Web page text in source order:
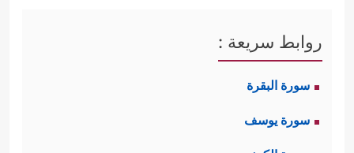
روابط سريعة :
سورة البقرة
سورة يوسف